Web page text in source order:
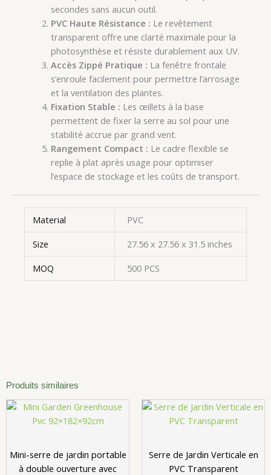
secondes sans aucun outil.
PVC Haute Résistance : Le revêtement
transparent offre une clarté maximale pour la
photosynthèse et résiste durablement aux UV.
Accès Zippé Pratique : La fenêtre frontale
s’enroule facilement pour permettre l’arrosage
et la ventilation des plantes.
Fixation Stable : Les œillets à la base
permettent de fixer la serre au sol pour une
stabilité accrue par grand vent.
Rangement Compact : Le cadre flexible se
replie à plat après usage pour optimiser
l’espace de stockage et les coûts de transport.
Material
PVC
Size
27.56 x 27.56 x 31.5 inches
MOQ
500 PCS
Produits similaires
Mini-serre de jardin portable
à double ouverture avec
Serre de Jardin Verticale en
PVC Transparent